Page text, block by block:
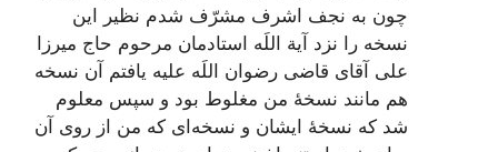
چون به نجف اشرف مشرّف شدم نظیر این
نسخه را نزد آیة اللَه استادمان مرحوم حاج میرزا
على آقاى قاضى رضوان اللَه علیه یافتم آن نسخه
هم مانند نسخۀ من مغلوط بود و سپس معلوم
شد که نسخۀ ایشان و نسخه‌اى که من از روى آن